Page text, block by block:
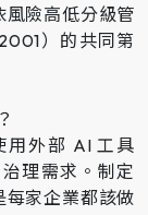
險高低分級管
）的共同第
外部 AI 工具
理需求。制定
家企業都該做